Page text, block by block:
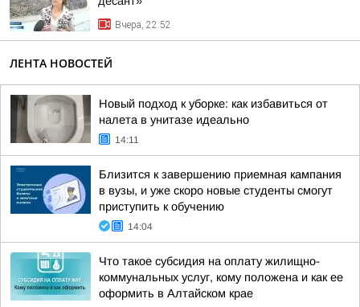
Вчера, 22:52
ЛЕНТА НОВОСТЕЙ
Новый подход к уборке: как избавиться от
налета в унитазе идеально
14:11
Близится к завершению приемная кампания
в вузы, и уже скоро новые студенты смогут
приступить к обучению
14:04
Что такое субсидия на оплату жилищно-
коммунальных услуг, кому положена и как ее
оформить в Алтайском крае